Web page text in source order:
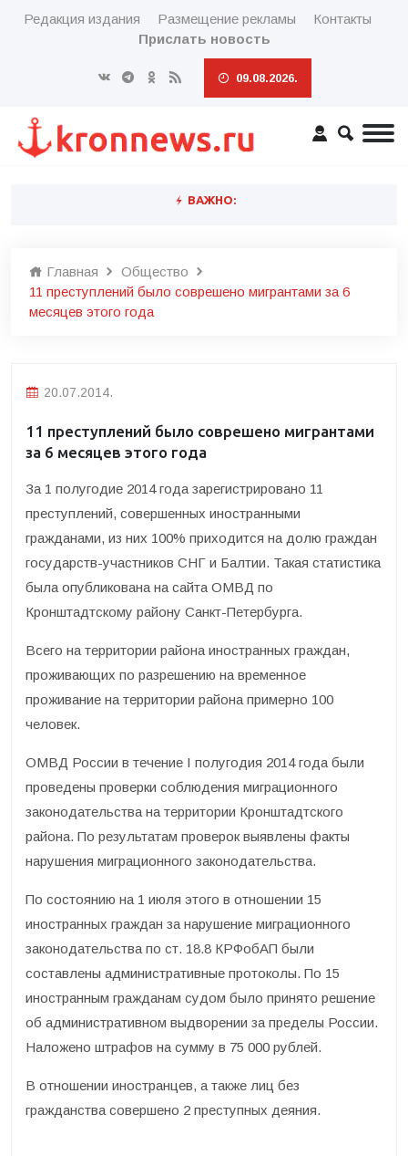
Редакция издания Размещение рекламы
Контакты
Прислать новость
09.08.2026.
ВАЖНО:
Главная
Общество
11 преступлений было соврешено мигрантами за 6
месяцев этого года
20.07.2014.
11 преступлений было соврешено мигрантами
за 6 месяцев этого года
За 1 полугодие 2014 года зарегистрировано 11
преступлений, совершенных иностранными
гражданами, из них 100% приходится на долю граждан
государств-участников СНГ и Балтии. Такая статистика
была опубликована на сайта ОМВД по
Кронштадтскому району Санкт-Петербурга.
Всего на территории района иностранных граждан,
проживающих по разрешению на временное
проживание на территории района примерно 100
человек.
ОМВД России в течение I полугодия 2014 года были
проведены проверки соблюдения миграционного
законодательства на территории Кронштадтского
района. По результатам проверок выявлены факты
нарушения миграционного законодательства.
По состоянию на 1 июля этого в отношении 15
иностранных граждан за нарушение миграционного
законодательства по ст. 18.8 КРФобАП были
составлены административные протоколы. По 15
иностранным гражданам судом было принято решение
об административном выдворении за пределы России.
Наложено штрафов на сумму в 75 000 рублей.
В отношении иностранцев, а также лиц без
гражданства совершено 2 преступных деяния.